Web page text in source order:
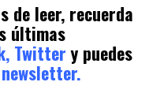
de leer, recuerda
últimas
Twitter y puedes
newsletter.